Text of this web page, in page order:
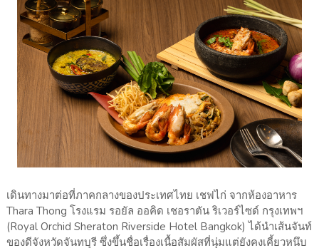
เดินทางมาต่อที่ภาคกลางของประเทศไทย เชฟไก่ จากห้องอาหาร
Thara Thong โรงแรม รอยัล ออคิด เชอราตัน ริเวอร์ไซด์ กรุงเทพฯ
(Royal Orchid Sheraton Riverside Hotel Bangkok) ได้นำเส้นจันท์
ของดีจังหวัดจันทบุรี ซึ่งขึ้นชื่อเรื่องเนื้อสัมผัสที่นุ่มแต่ยังคงเคี้ยวหนึบ